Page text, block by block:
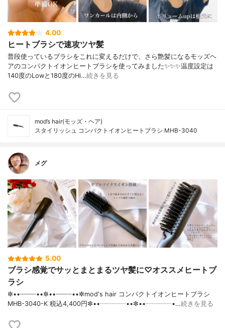
4.00
ヒートブラシで速攻ツヤ髪
普段使っているブラシをこれに変えるだけで、さら艶髪になるモッズヘ
アのコンパクトイオンヒートブラシを使ってみました✨✨✨温度設定は
140度のLowと180度のHi…続きを見る
mod’s hair(モッズ・ヘア)
スタイリッシュ コンパクトイオンヒートブラシ MHB-3040
メグ
5.00
ブラシ感覚でサッとまとまるツヤ髪に♡オススメヒートブ
ラシ
✼••┈┈┈┈••✼••┈┈┈┈••✼mod's hair コンパクトイオンヒートブラシ
MHB-3040-K 税込4,400円✼••┈┈┈┈••✼••┈┈┈┈•…続きを見る